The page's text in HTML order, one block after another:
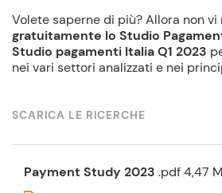
Volete saperne di più? Allora non vi
gratuitamente lo Studio
Studio pagamenti Italia Q1 2023
nei vari settori analizzati e nei
SCARICA LE RICERCHE
Payment Study 2023 .pdf 4,47